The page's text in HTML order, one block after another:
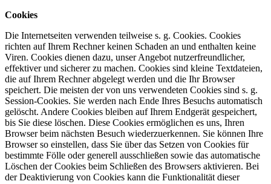
Cookies
Die Internetseiten verwenden teilweise s. g. Cookies. Cookies
richten auf Ihrem Rechner keinen Schaden an und enthalten keine
Viren. Cookies dienen dazu, unser Angebot nutzerfreundlicher,
effektiver und sicherer zu machen. Cookies sind kleine Textdateien,
die auf Ihrem Rechner abgelegt werden und die Ihr Browser
speichert. Die meisten der von uns verwendeten Cookies sind s. g.
Session-Cookies. Sie werden nach Ende Ihres Besuchs automatisch
gelöscht. Andere Cookies bleiben auf Ihrem Endgerät gespeichert,
bis Sie diese löschen. Diese Cookies ermöglichen es uns, Ihren
Browser beim nächsten Besuch wiederzuerkennen. Sie können Ihre
Browser so einstellen, dass Sie über das Setzen von Cookies für
bestimmte Fölle oder generell ausschließen sowie das automatische
Löschen der Cookies beim Schließen des Browsers aktivieren. Bei
der Deaktivierung von Cookies kann die Funktionalität dieser